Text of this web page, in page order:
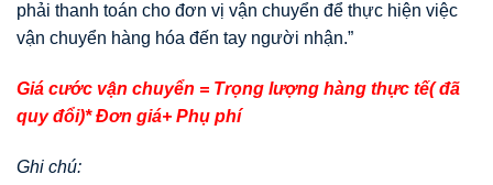
phải thanh toán cho đơn vị vận chuyển để thực hiện việc
vận chuyển hàng hóa đến tay người nhận.”
Giá cước vận chuyển = Trọng lượng hàng thực tế( đã
quy đổi)* Đơn giá+ Phụ phí
Ghi chú: